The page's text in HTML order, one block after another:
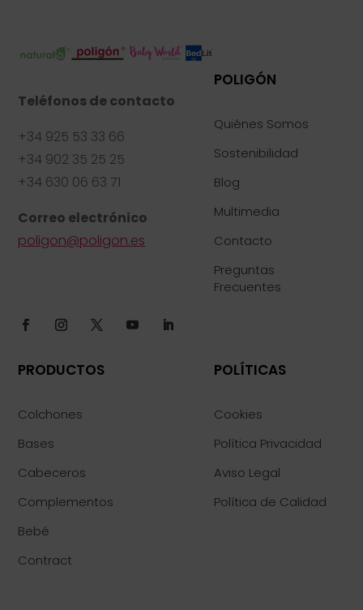
Teléfonos de contacto
+34 925 53 33 66
+34 902 35 25 25
+34 630 06 63 71
Correo electrónico
poligon@poligon.es
POLIGÓN
Quiénes Somos
Sostenibilidad
Blog
Multimedia
Contacto
Preguntas
Frecuentes
PRODUCTOS
Colchones
Bases
Cabeceros
Complementos
Bebé
Contract
POLÍTICAS
Cookies
Política Privacidad
Aviso Legal
Política de Calidad